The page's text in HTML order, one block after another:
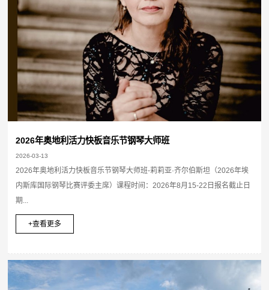
2026年奥地利活力快板音乐节钢琴大师班
2026-03-13
2026年奥地利活力快板音乐节钢琴大师班-莉莉亚·齐尔伯斯坦（2026年埃
内斯库国际钢琴比赛评委主席）课程时间：2026年8月15-22日报名截止日
期...
+查看更多